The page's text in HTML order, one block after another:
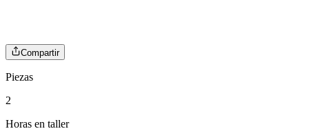
Compartir
Piezas
2
Horas en taller